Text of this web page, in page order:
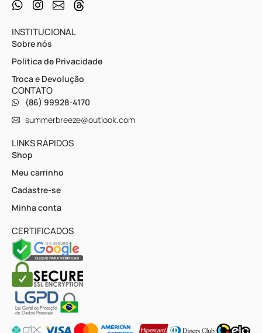
INSTITUCIONAL
Sobre nós
Política de Privacidade
Troca e Devolução
CONTATO
(86) 99928-4170
summerbreeze@outlook.com
LINKS RÁPIDOS
Shop
Meu carrinho
Cadastre-se
Minha conta
CERTIFICADOS